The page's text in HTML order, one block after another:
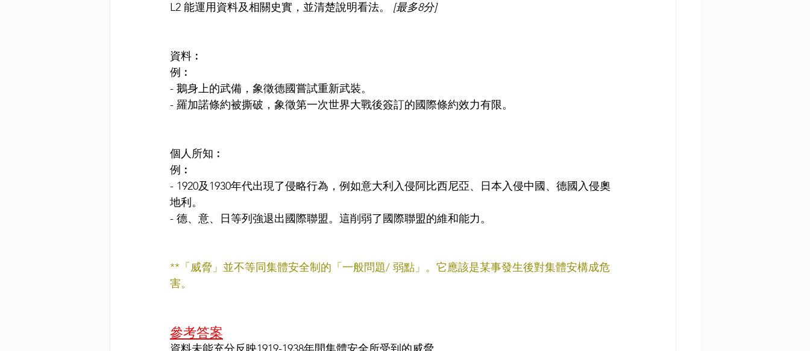
L2 能運用資料及相關史實，並清楚說明看法。 [最多8分]
資料︰
例︰
- 鵝身上的武備，象徵德國嘗試重新武裝。
- 羅加諾條約被撕破，象徵第一次世界大戰後簽訂的國際條約效力有限。
個人所知︰
例︰
- 1920及1930年代出現了侵略行為，例如意大利入侵阿比西尼亞、日本入侵中國、德國入侵奧
地利。
- 德、意、日等列強退出國際聯盟。這削弱了國際聯盟的維和能力。
**「威脅」並不等同集體安全制的「一般問題/ 弱點」。它應該是某事發生後對集體安構成危
害。
參考答案